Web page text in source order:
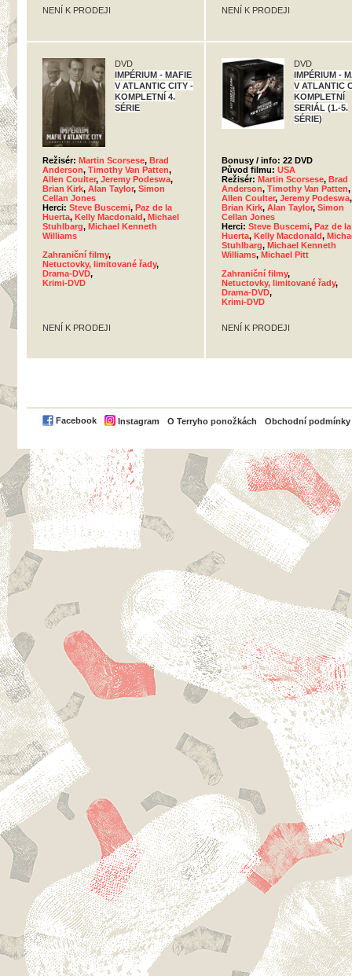
NENÍ K PRODEJI NENÍ K PRODEJI
DVD
IMPÉRIUM - MAFIE
V ATLANTIC CITY -
KOMPLETNÍ 4.
SÉRIE
Režisér: Martin Scorsese, Brad
Anderson, Timothy Van Patten,
Allen Coulter, Jeremy Podeswa,
Brian Kirk, Alan Taylor, Simon
Cellan Jones
Herci: Steve Buscemi, Paz de la
Huerta, Kelly Macdonald, Michael
Stuhlbarg, Michael Kenneth
Williams
Zahraniční filmy,
Netuctovky, limitované řady,
Drama-DVD,
Krimi-DVD
NENÍ K PRODEJI
DVD
IMPÉRIUM -
V ATLANTIC
KOMPLETNÍ
SERIÁL (1.-5.
SÉRIE)
Bonusy / info: 22 DVD
Původ filmu: USA
Režisér: Martin Scorsese, Brad
Anderson, Timothy Van Patten,
Allen Coulter, Jeremy Podeswa,
Brian Kirk, Alan Taylor, Simon
Cellan Jones
Herci: Steve Buscemi, Paz de la
Huerta, Kelly Macdonald,
Stuhlbarg, Michael Kenneth
Williams, Michael Pitt
Zahraniční filmy,
Netuctovky, limitované řady,
Drama-DVD,
Krimi-DVD
NENÍ K PRODEJI
Facebook Instagram O Terryho ponožkách Obchodní podmínky
PayPal